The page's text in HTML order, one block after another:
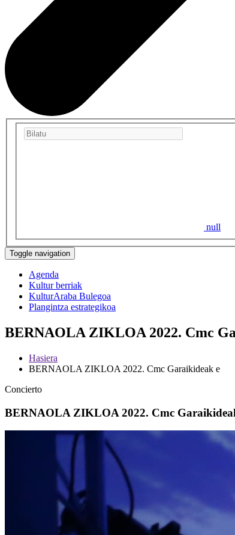
null
Toggle navigation
Agenda
Kultur berriak
KulturAraba Bulegoa
Plangintza estrategikoa
BERNAOLA ZIKLOA 2022. Cmc
Hasiera
BERNAOLA ZIKLOA 2022. Cmc Garaikideak e
Concierto
BERNAOLA ZIKLOA 2022. Cmc